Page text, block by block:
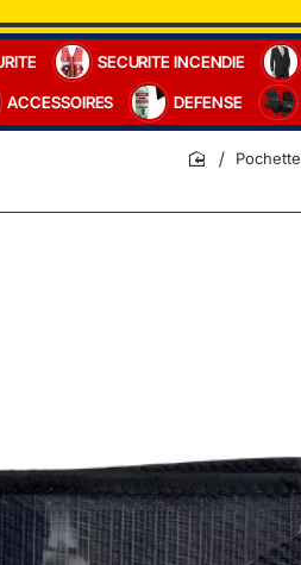
SECURITE INCENDIE
ACCESSOIRES DEFENSE